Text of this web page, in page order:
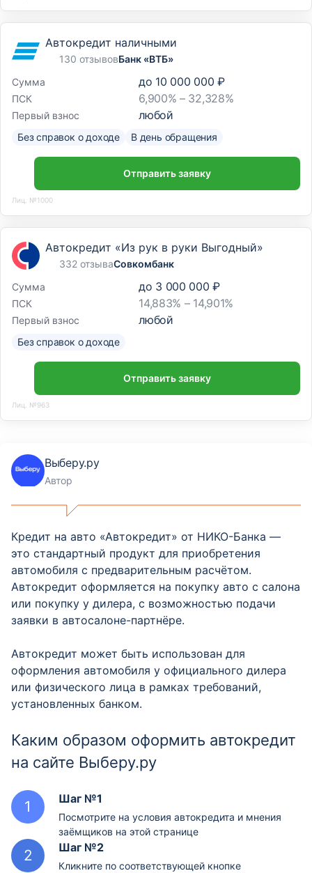
Автокредит наличными
130 отзывовБанк «ВТБ»
Сумма
до 10 000 000 ₽
ПСК 6,900% – 32,328%
Первый взнос любой
Без справок о доходе В день обращения
Отправить заявку
Лиц. №1000
Автокредит «Из рук в руки Выгодный»
332 отзываСовкомбанк
Сумма
до 3 000 000 ₽
ПСК 14,883% – 14,901%
Первый взнос любой
Без справок о доходе
Отправить заявку
Лиц. №963
Выберу.ру
Автор
Кредит на авто «Автокредит» от НИКО-Банка —
это стандартный продукт для приобретения
автомобиля с предварительным расчётом.
Автокредит оформляется на покупку авто с салона
или покупку у дилера, с возможностью подачи
заявки в автосалоне-партнёре.
Автокредит может быть использован для
оформления автомобиля у официального дилера
или физического лица в рамках требований,
установленных банком.
Каким образом оформить автокредит
на сайте Выберу.ру
Шаг №1
Посмотрите на условия автокредита и мнения
заёмщиков на этой странице
Шаг №2
Кликните по соответствующей кнопке